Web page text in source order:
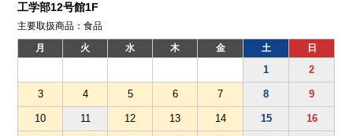
工学部12号館1F
主要取扱商品：食品
月 火 水 木 金 土 日
1 2
3 4 5 6 7 8 9
10 11 12 13 14 15 16